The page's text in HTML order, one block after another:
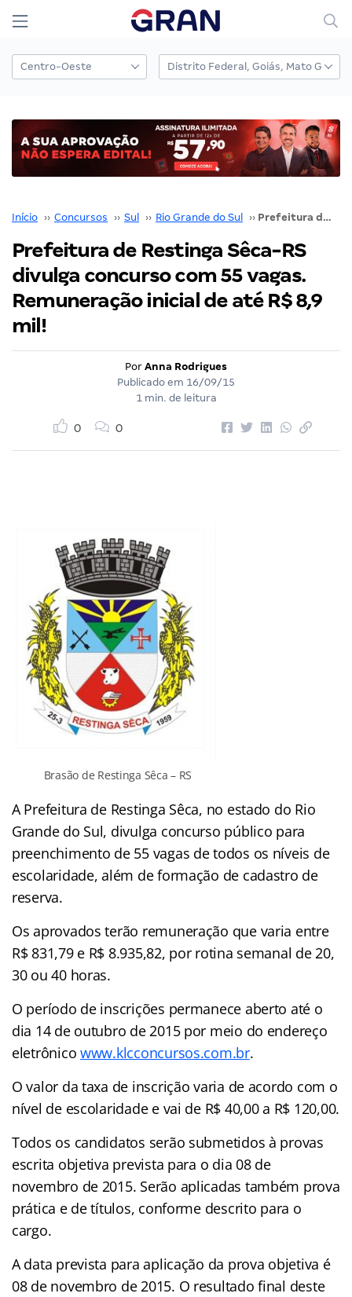
Início ›› Concursos ›› Sul ›› Rio Grande do Sul ›› Prefeitura de Restinga Sêca-RS divulga concurso com 55 vagas. Remuneração inicial de até R$ 8,9 mil!
Prefeitura de Restinga Sêca-RS
divulga concurso com 55 vagas.
Remuneração inicial de até R$ 8,9
mil!
Por Anna Rodrigues
Publicado em 16/09/15
1 min. de leitura
0 0
Brasão de Restinga Sêca – RS
A Prefeitura de Restinga Sêca, no estado do Rio
Grande do Sul, divulga concurso público para
preenchimento de 55 vagas de todos os níveis de
escolaridade, além de formação de cadastro de
reserva.
Os aprovados terão remuneração que varia entre
R$ 831,79 e R$ 8.935,82, por rotina semanal de 20,
30 ou 40 horas.
O período de inscrições permanece aberto até o
dia 14 de outubro de 2015 por meio do endereço
eletrônicowww.klcconcursos.com.br.
O valor da taxa de inscrição varia de acordo com o
nível de escolaridade e vai de R$ 40,00 a R$ 120,00.
Todos os candidatos serão submetidos à provas
escrita objetiva prevista para o dia 08 de
novembro de 2015. Serão aplicadas também prova
prática e de títulos, conforme descrito para o
cargo.
A data prevista para aplicação da prova objetiva é
08 de novembro de 2015. O resultado final deste